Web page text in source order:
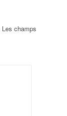
Les champs